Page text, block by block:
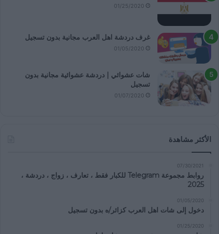
01/25/2020
غرف دردشة اهل العرب مجانية بدون تسجيل
01/05/2020
شات عشوائي | دردشة عشوائية مجانية بدون
تسجيل
01/07/2020
الأكثر مشاهدة
07/30/2021
روابط مجموعة Telegram للكبار فقط ، تعارف ، زواج ، دردشة ،
2025
01/05/2020
دخول إلى شات اهل العرب كزائر/ه بدون تسجيل
01/25/2020